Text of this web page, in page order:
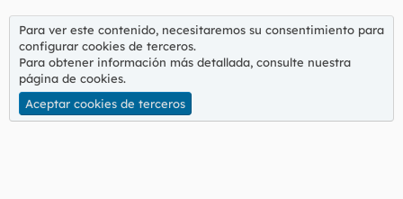
Para ver este contenido, necesitaremos su consentimiento para
configurar cookies de terceros.
Para obtener información más detallada, consulte nuestra
página de cookies.
Aceptar cookies de terceros